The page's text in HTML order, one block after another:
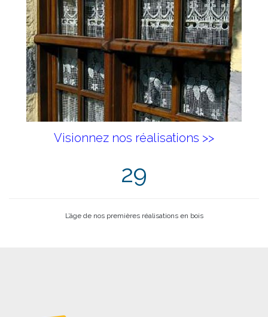
Visionnez nos réalisations >>
29
L’âge de nos premières réalisations en bois